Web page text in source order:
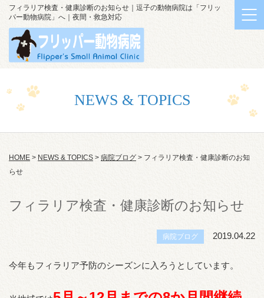
フィラリア検査・健康診断のお知らせ｜逗子の動物病院は「フリッ
パー動物病院」へ｜夜間・救急対応
NEWS & TOPICS
HOME > NEWS & TOPICS > 病院ブログ > フィラリア検査・健康診断のお知
らせ
フィラリア検査・健康診断のお知らせ
病院ブログ 2019.04.22
今年もフィラリア予防のシーズンに入ろうとしています。